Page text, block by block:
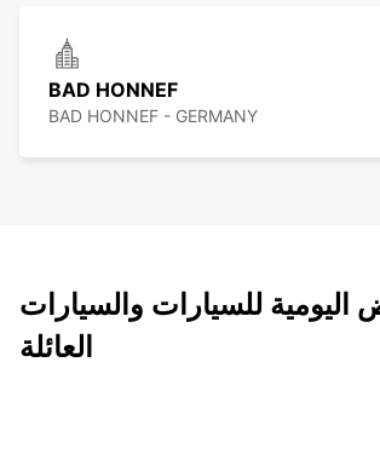
BAD HONNEF
BAD HONNEF - GERMANY
اليومية للسيارات والسيارات
العائلة